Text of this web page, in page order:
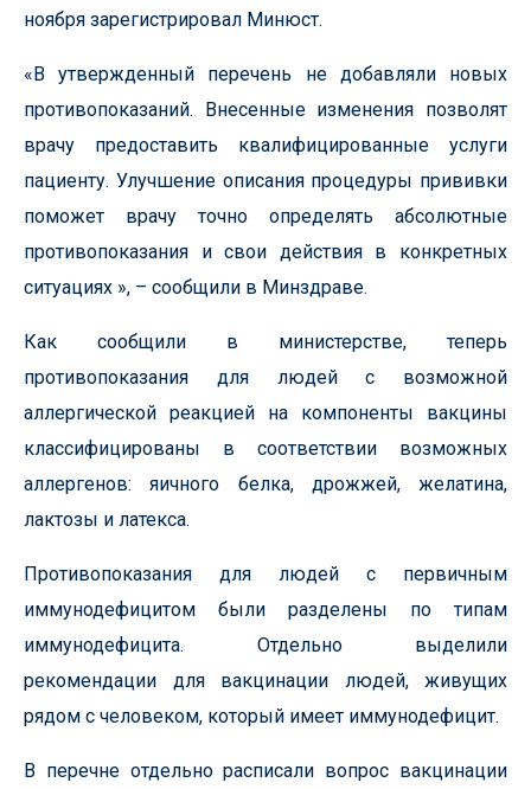
ноября зарегистрировал Минюст.
«В утвержденный перечень не добавляли новых
противопоказаний. Внесенные изменения позволят
врачу предоставить квалифицированные услуги
пациенту. Улучшение описания процедуры прививки
поможет врачу точно определять абсолютные
противопоказания и свои действия в конкретных
ситуациях », – сообщили в Минздраве.
Как сообщили в министерстве, теперь
противопоказания для людей с возможной
аллергической реакцией на компоненты вакцины
классифицированы в соответствии возможных
аллергенов: яичного белка, дрожжей, желатина,
лактозы и латекса.
Противопоказания для людей с первичным
иммунодефицитом были разделены по типам
иммунодефицита. Отдельно выделили
рекомендации для вакцинации людей, живущих
рядом с человеком, который имеет иммунодефицит.
В перечне отдельно расписали вопрос вакцинации